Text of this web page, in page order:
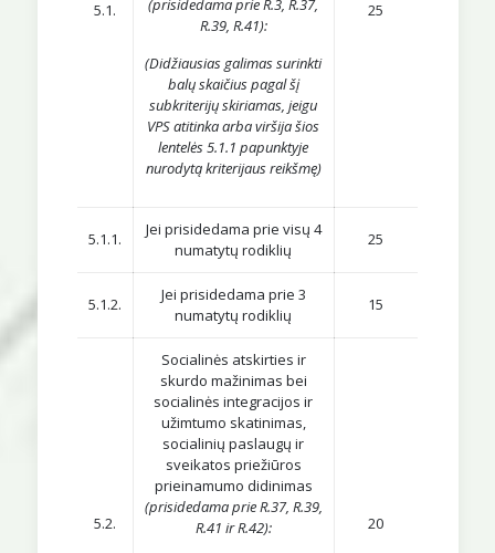
5.1.
(prisidedama prie R.3, R.37,
R.39, R.41):
(Didžiausias galimas surinkti
balų skaičius pagal šį
subkriterijų skiriamas, jeigu
VPS atitinka arba viršija šios
lentelės 5.1.1 papunktyje
nurodytą kriterijaus reikšmę)
25
5.1.1.
Jei prisidedama prie visų 4
numatytų rodiklių
25
5.1.2.
Jei prisidedama prie 3
numatytų rodiklių
15
5.2.
Socialinės atskirties ir
skurdo mažinimas bei
socialinės integracijos ir
užimtumo skatinimas,
socialinių paslaugų ir
sveikatos priežiūros
prieinamumo didinimas
(prisidedama prie R.37, R.39,
R.41 ir R.42):
20